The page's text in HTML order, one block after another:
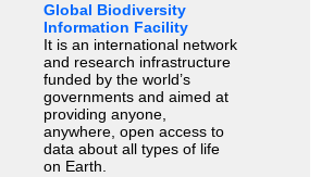
Global Biodiversity
Information Facility
It is an international network
and research infrastructure
funded by the world’s
governments and aimed at
providing anyone,
anywhere, open access to
data about all types of life
on Earth.